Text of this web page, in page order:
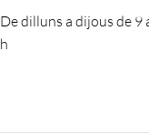
De dilluns a dijous de 9
h